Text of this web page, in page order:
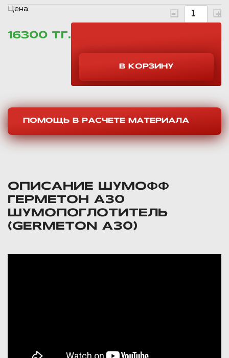
Цена
16300 ТГ.
ПОМОЩЬ В РАСЧЕТЕ МАТЕРИАЛА
ОПИСАНИЕ ШУМОФФ
ГЕРМЕТОН А30
ШУМОПОГЛОТИТЕЛЬ
(GERMETON A30)